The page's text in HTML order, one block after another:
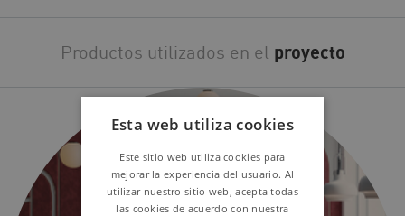
Productos utilizados en el proyecto
Esta web utiliza cookies
Este sitio web utiliza cookies para
mejorar la experiencia del usuario. Al
utilizar nuestro sitio web, acepta todas
las cookies de acuerdo con nuestra